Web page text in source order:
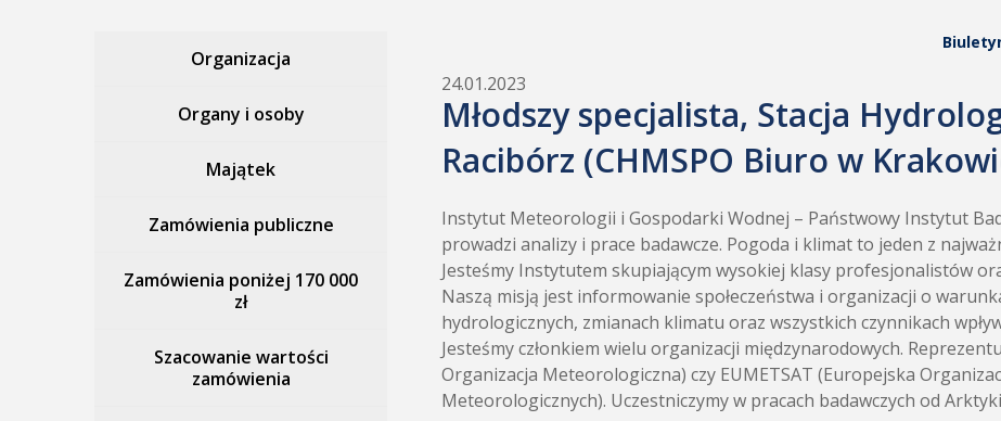
Organizacja
Organy i osoby
Majątek
Zamówienia publiczne
Zamówienia poniżej 170 000
zł
Szacowanie wartości
zamówienia
24.01.2023
Młodszy specjalista, Stacja
Racibórz (CHMSPO Biuro w
Instytut Meteorologii i Gospodarki Wodnej – Państwowy Instytut
prowadzi analizy i prace badawcze. Pogoda i klimat to jeden z
Jesteśmy Instytutem skupiającym wysokiej klasy profesjonalistów
Naszą misją jest informowanie społeczeństwa i organizacji o
hydrologicznych, zmianach klimatu oraz wszystkich czynnikach
Jesteśmy członkiem wielu organizacji międzynarodowych.
Organizacja Meteorologiczna) czy EUMETSAT (Europejska
Meteorologicznych). Uczestniczymy w pracach badawczych od